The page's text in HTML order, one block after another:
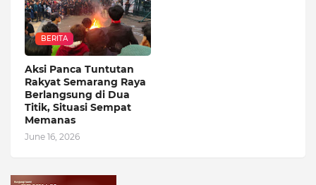
BERITA
Aksi Panca Tuntutan
Rakyat Semarang Raya
Berlangsung di Dua
Titik, Situasi Sempat
Memanas
June 16, 2026